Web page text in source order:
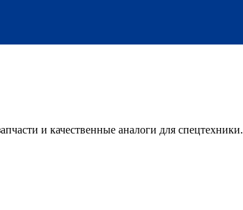
и качественные аналоги для спецтехники.